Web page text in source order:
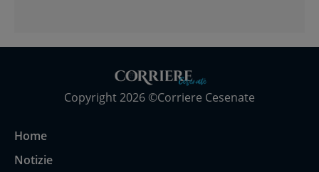
Copyright 2026 ©Corriere Cesenate
Home
Notizie